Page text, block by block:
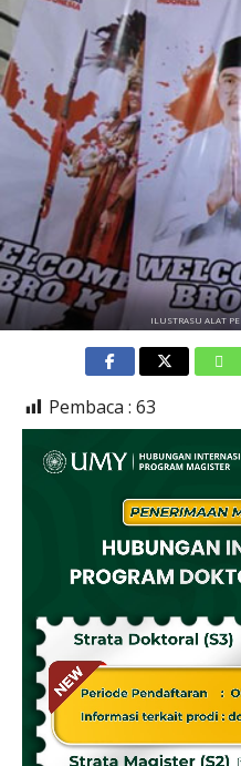
ILUSTRASU ALAT
Pembaca : 63